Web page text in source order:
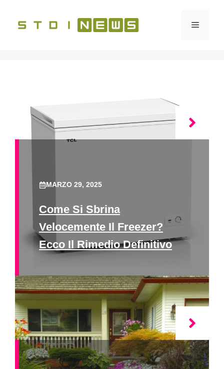
contenuto
Menu
MARZO 29, 2025
Come Si Sbrina
Velocemente Il Freezer?
Ecco Il Rimedio Definitivo